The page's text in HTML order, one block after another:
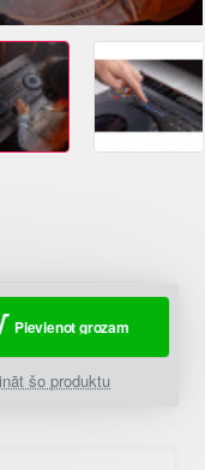
Pievienot grozam
šo produktu